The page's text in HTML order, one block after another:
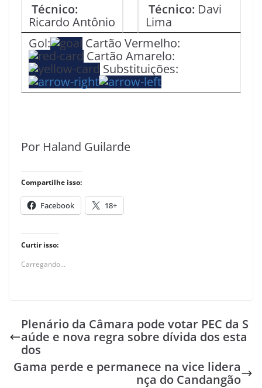
Técnico:
Ricardo Antônio
Técnico: Davi
Lima
Gol:
Cartão Vermelho:
Cartão Amarelo:
Substituições:
Por Haland Guilarde
Compartilhe isso:
Facebook 18+
Curtir isso:
Carregando...
Plenário da Câmara pode votar PEC da S
aúde e nova regra sobre dívida dos esta
dos
Gama perde e permanece na vice lidera
nça do Candangão